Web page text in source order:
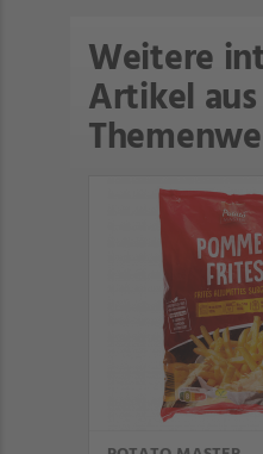
Weitere
Artikel